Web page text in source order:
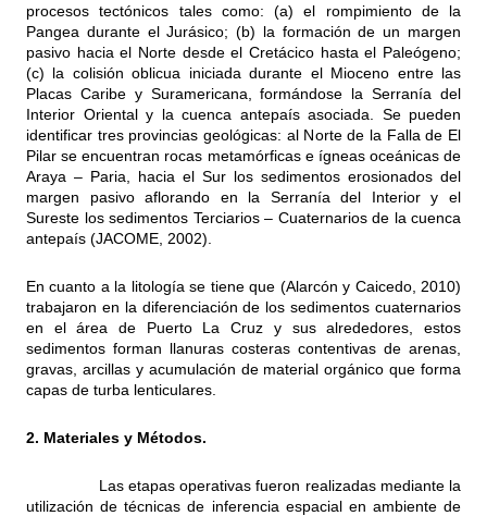
procesos tectónicos tales como: (a) el rompimiento de la
Pangea durante el Jurásico; (b) la formación de un margen
pasivo hacia el Norte desde el Cretácico hasta el Paleógeno;
(c) la colisión oblicua iniciada durante el Mioceno entre las
Placas Caribe y Suramericana, formándose la Serranía del
Interior Oriental y la cuenca antepaís asociada. Se pueden
identificar tres provincias geológicas: al Norte de la Falla de El
Pilar se encuentran rocas metamórficas e ígneas oceánicas de
Araya – Paria, hacia el Sur los sedimentos erosionados del
margen pasivo aflorando en la Serranía del Interior y el
Sureste los sedimentos Terciarios – Cuaternarios de la cuenca
antepaís (JACOME, 2002).
En cuanto a la litología se tiene que (Alarcón y Caicedo, 2010)
trabajaron en la diferenciación de los sedimentos cuaternarios
en el área de Puerto La Cruz y sus alrededores, estos
sedimentos forman llanuras costeras contentivas de arenas,
gravas, arcillas y acumulación de material orgánico que forma
capas de turba lenticulares.
2. Materiales y Métodos.
Las etapas operativas fueron realizadas mediante la
utilización de técnicas de inferencia espacial en ambiente de